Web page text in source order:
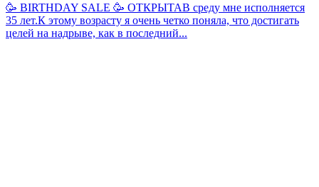
🥳 BIRTHDAY SALE 🥳 ОТКРЫТАВ среду мне исполняется
35 лет.К этому возрасту я очень четко поняла, что достигать
целей на надрыве, как в последний...